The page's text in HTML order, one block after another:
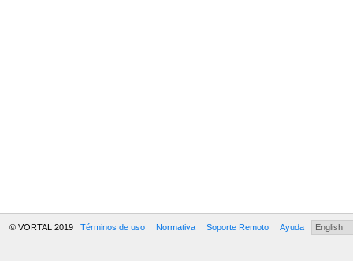
© VORTAL 2019 Términos de uso Normativa Soporte Remoto Ayuda